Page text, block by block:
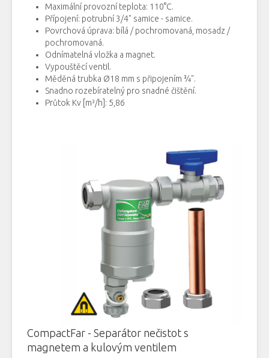
Maximální provozní teplota: 110°C.
Přípojení: potrubní 3/4" samice - samice.
Povrchová úprava: bílá / pochromovaná, mosadz /
pochromovaná.
Odnímatelná vložka a magnet.
Vypouštěcíventil.
Měděná trubka Ø18 mm s připojením ¾".
Snadno rozebíratelný pro snadné čištění.
Průtok Kv [m³/h]: 5,86
CompactFar - Separátor nečistot s
magnetem a kulovým ventilem